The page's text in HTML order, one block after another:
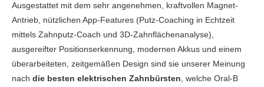
Reinigungsprogramme:
7
Display: Ja, (Farbe)
Andruckkontrolle: Ja
Reinigungsprogramme:
5
Display: Ja (schwarz-
weiß)
3-fache
Display:
2-fache
Reinigungsprogramme:
Display: Nein
Andruckkontrolle: Ja
Reinigungsprogramme:
Display: Ja
Andruckkontrolle: Nein
Display:
Ausgestattet mit dem sehr angenehmen, kraftvollen Magnet-
Antrieb, nützlichen App-Features (Putz-Coaching in Echtzeit
mittels Zahnputz-Coach und 3D-Zahnflächenanalyse),
ausgereifter Positionserkennung, modernen Akkus und einem
überarbeiteten, zeitgemäßen Design sind sie unserer Meinung
nach die besten elektrischen Zahnbürsten , welche Oral-B